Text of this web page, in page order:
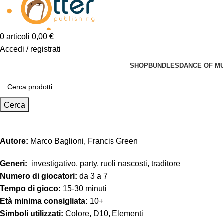
0 articoli 0,00 €
Accedi / registrati
SHOPBUNDLES DANCE OF
Cerca
Autore: Marco Baglioni, Francis Green
Generi: investigativo, party, ruoli nascosti, traditore
Numero di giocatori: da 3 a 7
Tempo di gioco: 15-30 minuti
Età minima consigliata: 10+
Simboli utilizzati: Colore, D10, Elementi